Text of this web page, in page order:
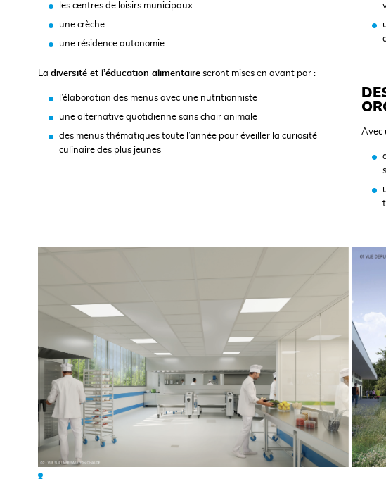
les centres de loisirs municipaux
une crèche
une résidence autonomie
Ladiversité et l’éducation alimentaire seront mises en avant par :
l’élaboration des menus avec une nutritionniste
une alternative quotidienne sans chair animale
des menus thématiques toute l’année pour éveiller la curiosité
culinaire des plus jeunes
Avec